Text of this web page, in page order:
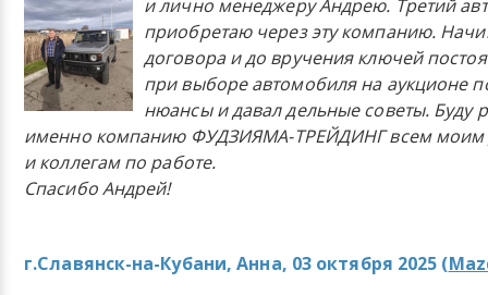
и лично менеджеру Андрею. Третий
приобретаю через эту компанию.
договора и до вручения ключей
при выборе автомобиля на аукционе
нюансы и давал дельные советы. Буду
именно компанию ФУДЗИЯМА-ТРЕЙДИНГ всем моим
и коллегам по работе.
Спасибо Андрей!
г.Славянск-на-Кубани, Анна, 03 октября 2025 (